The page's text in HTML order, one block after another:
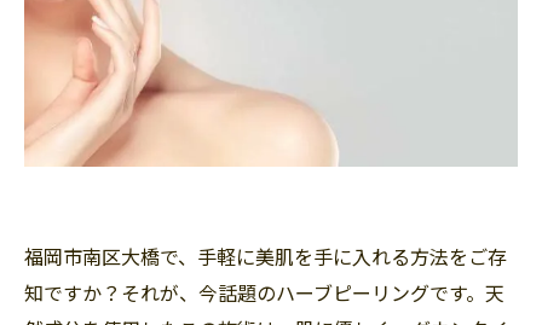
福岡市南区大橋で、手軽に美肌を手に入れる方法をご存
知ですか？それが、今話題のハーブピーリングです。天